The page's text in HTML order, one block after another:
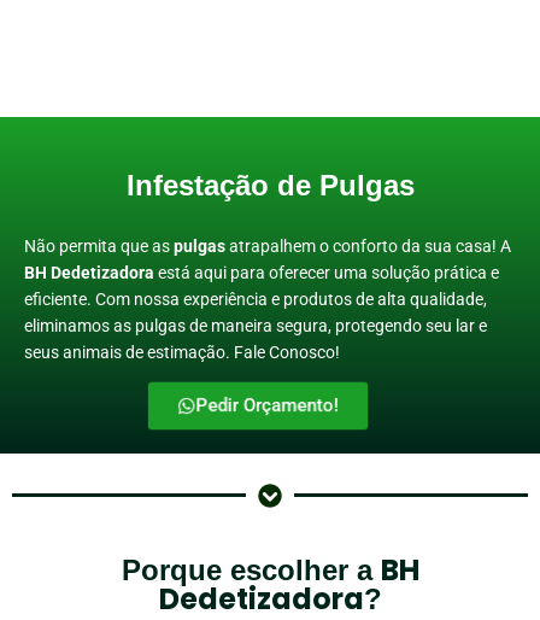
Infestação de Pulgas
Não permita que aspulgasatrapalhem o conforto da sua casa! A
BH Dedetizadora está aqui para oferecer uma solução prática e
eficiente. Com nossa experiência e produtos de alta qualidade,
eliminamos as pulgas de maneira segura, protegendo seu lar e
seus animais de estimação. Fale Conosco!
Pedir Orçamento!
Porque escolher a BH
Dedetizadora?